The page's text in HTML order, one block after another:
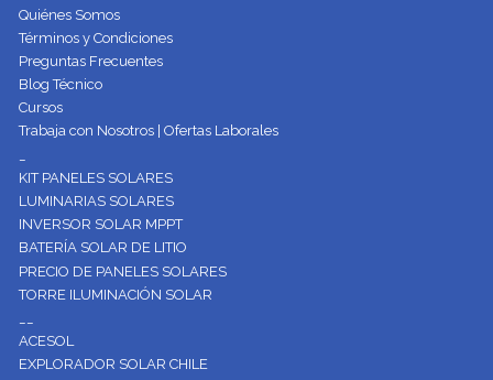
Quiénes Somos
Términos y Condiciones
Preguntas Frecuentes
Blog Técnico
Cursos
Trabaja con Nosotros | Ofertas Laborales
KIT PANELES SOLARES
LUMINARIAS SOLARES
INVERSOR SOLAR MPPT
BATERÍA SOLAR DE LITIO
PRECIO DE PANELES SOLARES
TORRE ILUMINACIÓN SOLAR
ACESOL
EXPLORADOR SOLAR CHILE